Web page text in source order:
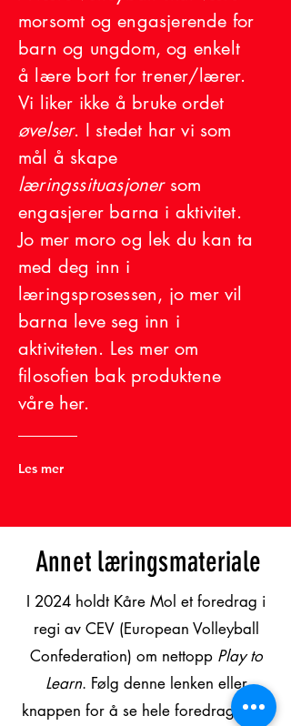
morsomt og engasjerende for
barn og ungdom, og enkelt
å lære bort for trener/lærer.
Vi liker ikke å bruke ordet
øvelser. I stedet har vi som
mål å skape
læringssituasjonersom
engasjerer barna i aktivitet.
Jo mer moro og lek du kan ta
med deg inn i
læringsprosessen, jo mer vil
barna leve seg inn i
aktiviteten. Les mer om
filosofien bak produktene
våre her.
Les mer
Annet læringsmateriale
I 2024 holdt Kåre Mol et foredrag i
regi av CEV (European Volleyball
Confederation) om nettopp Play to
Learn. Følg denne lenken eller
knappen for å se hele foredraget fra